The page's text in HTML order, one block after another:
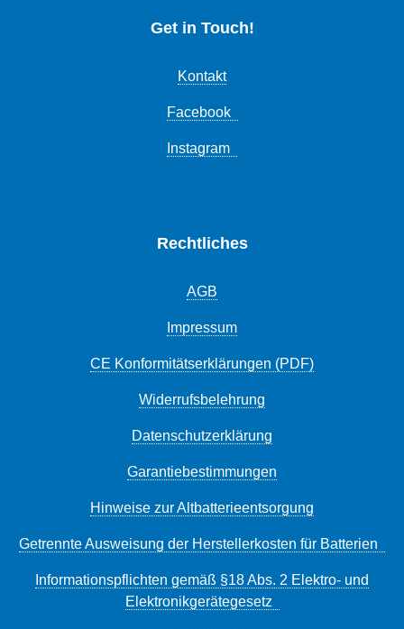
Get in Touch!
Kontakt
Facebook
Instagram
Rechtliches
AGB
Impressum
CE Konformitätserklärungen (PDF)
Widerrufsbelehrung
Datenschutzerklärung
Garantiebestimmungen
Hinweise zur Altbatterieentsorgung
Getrennte Ausweisung der Herstellerkosten für Batterien
Informationspflichten gemäß §18 Abs. 2 Elektro- und
Elektronikgerätegesetz